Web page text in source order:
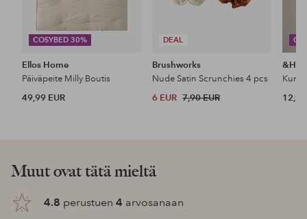
COSYBED 30%
Ellos Home
Päiväpeite Milly Boutis
49,99 EUR
DEAL
Brushworks
Nude Satin Scrunchies 4 pcs
6 EUR 7,90 EUR 12,99
Muut ovat tätä mieltä
4.8 perustuen 4 arvosanaan